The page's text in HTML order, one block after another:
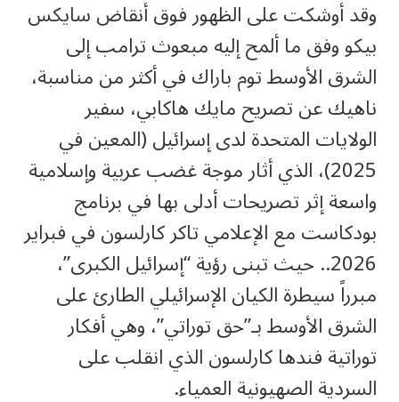
وقد أوشكت على الظهور فوق أنقاض سايكس
بيكو وفق ما ألمح إليه مبعوث ترامب إلى
الشرق الأوسط توم باراك في أكثر من مناسبة،
ناهيك عن تصريح مايك هاكابي، سفير
الولايات المتحدة لدى إسرائيل (المعين في
2025)، الذي أثار موجة غضب عربية وإسلامية
واسعة إثر تصريحات أدلى بها في برنامج
بودكاست مع الإعلامي تاكر كارلسون في فبراير
2026.. حيث تبنى رؤية “إسرائيل الكبرى”،
مبرراً سيطرة الكيان الإسرائيلي الطارئ على
الشرق الأوسط بـ”حق توراتي”، وهي أفكار
توراتية فندها كارلسون الذي انقلب على
السردية الصهيونية العمياء.